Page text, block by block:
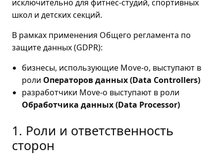
исключительно для фитнес-студий, спортивных
школ и детских секций.
В рамках применения Общего регламента по
защите данных (GDPR):
бизнесы, использующие Move-o, выступают в
роли Операторов данных (Data Controllers)
разработчики Move-o выступают в роли
Обработчика данных (Data Processor)
1. Роли и ответственность
сторон